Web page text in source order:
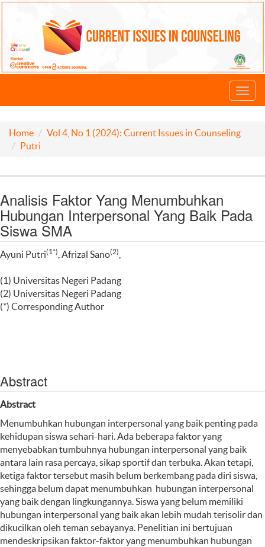
Home
Vol 4, No 1 (2024): Current Issues in Counseling
Putri
Analisis Faktor Yang Menumbuhkan
Hubungan Interpersonal Yang Baik Pada
Siswa SMA
Ayuni Putri(1*) , Afrizal Sano(2)
(1) Universitas Negeri Padang
(2) Universitas Negeri Padang
(*) Corresponding Author
Abstract
Abstract
Menumbuhkan hubungan interpersonal yang baik penting pada
kehidupan siswa sehari-hari. Ada beberapa faktor yang
menyebabkan tumbuhnya hubungan interpersonal yang baik
antara lain rasa percaya, sikap sportif dan terbuka. Akan tetapi,
ketiga faktor tersebut masih belum berkembang pada diri siswa,
sehingga belum dapat menumbuhkan hubungan interpersonal
yang baik dengan lingkungannya. Siswa yang belum memiliki
hubungan interpersonal yang baik akan lebih mudah terisolir dan
dikucilkan oleh teman sebayanya. Penelitian ini bertujuan
mendeskripsikan faktor-faktor yang menumbuhkan hubungan